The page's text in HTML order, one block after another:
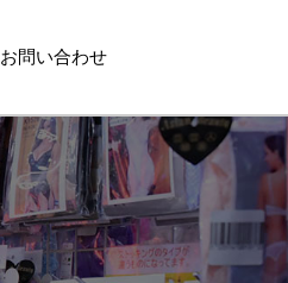
お問い合わせ